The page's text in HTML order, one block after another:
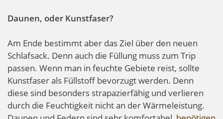
Daunen, oder Kunstfaser?
Am Ende bestimmt aber das Ziel über den neuen
Schlafsack. Denn auch die Füllung muss zum Trip
passen. Wenn man in feuchte Gebiete reist, sollte
Kunstfaser als Füllstoff bevorzugt werden. Denn
diese sind besonders strapazierfähig und verlieren
durch die Feuchtigkeit nicht an der Wärmeleistung.